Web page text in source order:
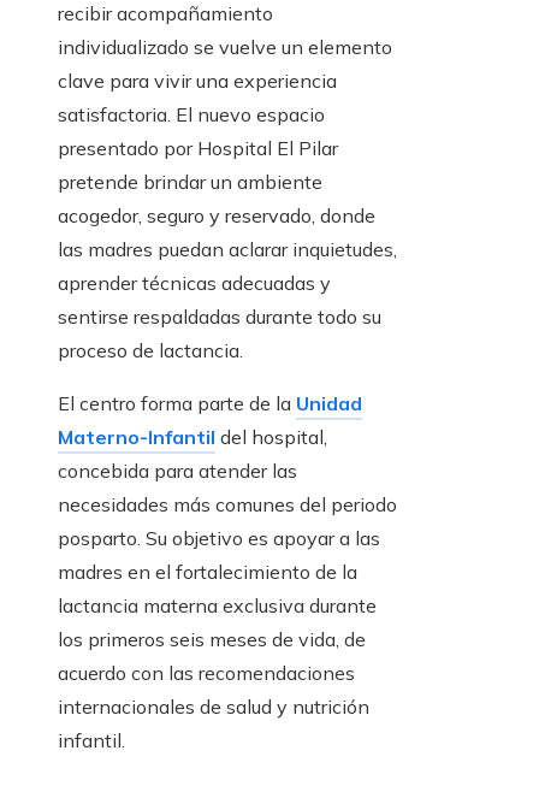
recibir acompañamiento
individualizado se vuelve un elemento
clave para vivir una experiencia
satisfactoria. El nuevo espacio
presentado por Hospital El Pilar
pretende brindar un ambiente
acogedor, seguro y reservado, donde
las madres puedan aclarar inquietudes,
aprender técnicas adecuadas y
sentirse respaldadas durante todo su
proceso de lactancia.
El centro forma parte de la Unidad
Materno-Infantil del hospital,
concebida para atender las
necesidades más comunes del periodo
posparto. Su objetivo es apoyar a las
madres en el fortalecimiento de la
lactancia materna exclusiva durante
los primeros seis meses de vida, de
acuerdo con las recomendaciones
internacionales de salud y nutrición
infantil.